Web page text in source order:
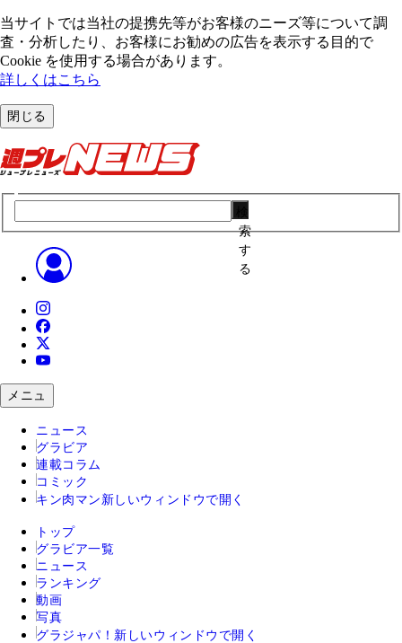
当サイトでは当社の提携先等がお客様のニーズ等について調
査・分析したり、お客様にお勧めの広告を表⽰する⽬的で
Cookie を使⽤する場合があります。
詳しくはこちら
閉じる
索
す
る
メニュ
ニュース
グラビア
連載コラム
コミック
キン肉マン 新しいウィンドウで開く
トップ
グラビア一覧
ニュース
ランキング
動画
写真
グラジャパ！ 新しいウィンドウで開く